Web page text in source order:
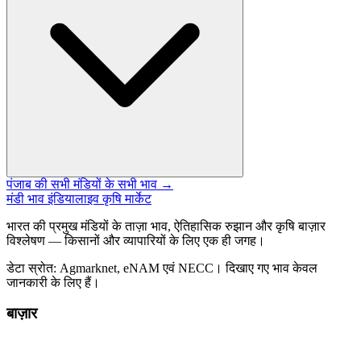
पंजाब की सभी मंडियों के सभी भाव →
मंडी भाव इंडियालाइव कृषि मार्केट
भारत की प्रमुख मंडियों के ताज़ा भाव, ऐतिहासिक रुझान और कृषि बाज़ार
विश्लेषण — किसानों और व्यापारियों के लिए एक ही जगह।
डेटा स्रोत: Agmarknet, eNAM एवं NECC। दिखाए गए भाव केवल
जानकारी के लिए हैं।
बाज़ार